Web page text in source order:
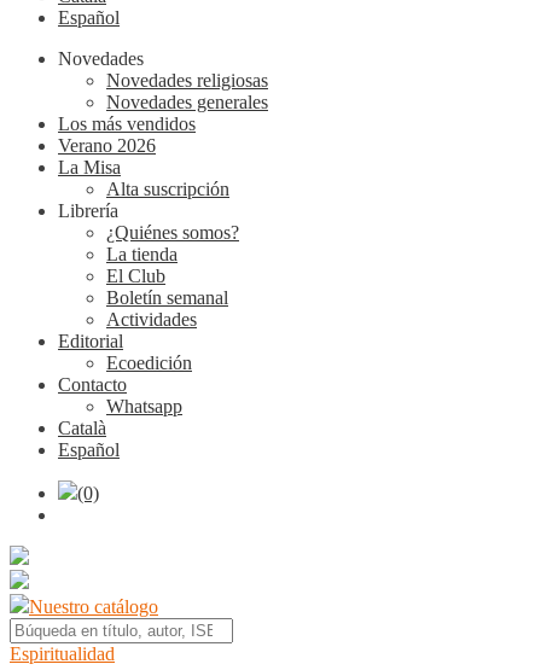
Español
Novedades
Novedades religiosas
Novedades generales
Los más vendidos
Verano 2026
La Misa
Alta suscripción
Librería
¿Quiénes somos?
La tienda
El Club
Boletín semanal
Actividades
Editorial
Ecoedición
Contacto
Whatsapp
Català
Español
(0)
Nuestro catálogo
Espiritualidad